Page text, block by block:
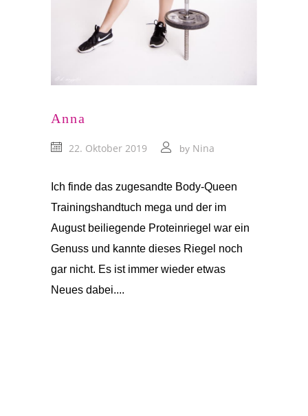
Anna
22. Oktober 2019 by Nina
Ich finde das zugesandte Body-Queen
Trainingshandtuch mega und der im
August beiliegende Proteinriegel war ein
Genuss und kannte dieses Riegel noch
gar nicht. Es ist immer wieder etwas
Neues dabei....